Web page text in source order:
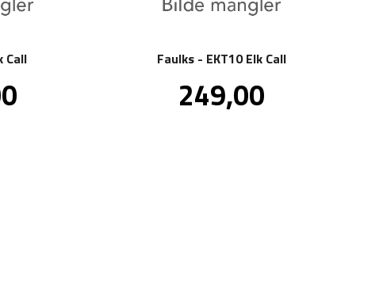
Call
mva.
Faulks - EKT10 Elk Call
Pris
249,00